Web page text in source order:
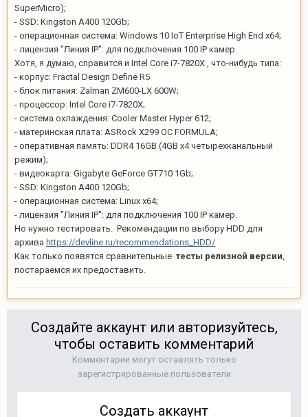
SuperMicro);
- SSD: Kingston A400 120Gb;
- операционная система: Windows 10 IoT Enterprise High End x64;
- лицензия "Линия IP": для подключения 100 IP камер.
Хотя, я думаю, справится и Intel Core i7-7820X , что-нибудь типа:
- корпус: Fractal Design Define R5
- блок питания: Zalman ZM600-LX 600W;
- процессор: Intel Core i7-7820X;
- система охлаждения: Cooler Master Hyper 612;
- материнская плата: ASRock X299 OC FORMULA;
- оперативная память: DDR4 16GB (4GB x4 четырехканальный
режим);
- видеокарта: Gigabyte GeForce GT710 1Gb;
- SSD: Kingston A400 120Gb;
- операционная система: Linux x64;
- лицензия "Линия IP": для подключения 100 IP камер.
Но нужно тестировать. Рекомендации по выбору HDD для
архива https://devline.ru/recommendations_HDD/
Как только появятся сравнительныетесты релизной версии,
постараемся их предоставить.
Создайте аккаунт или авторизуйтесь,
чтобы оставить комментарий
Комментарии могут оставлять только
зарегистрированные пользователи
Создать аккаунт